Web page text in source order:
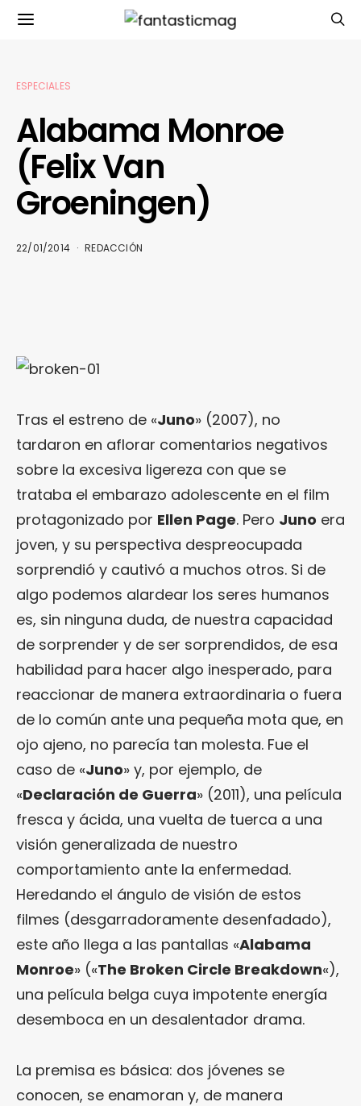
ESPECIALES
Alabama Monroe
(Felix Van
Groeningen)
22/01/2014 REDACCIÓN
Tras el estreno de «Juno» (2007), no
tardaron en aflorar comentarios negativos
sobre la excesiva ligereza con que se
trataba el embarazo adolescente en el film
protagonizado por Ellen Page. Pero Juno era
joven, y su perspectiva despreocupada
sorprendió y cautivó a muchos otros. Si de
algo podemos alardear los seres humanos
es, sin ninguna duda, de nuestra capacidad
de sorprender y de ser sorprendidos, de esa
habilidad para hacer algo inesperado, para
reaccionar de manera extraordinaria o fuera
de lo común ante una pequeña mota que, en
ojo ajeno, no parecía tan molesta. Fue el
caso de «Juno» y, por ejemplo, de
«Declaración de Guerra» (2011), una película
fresca y ácida, una vuelta de tuerca a una
visión generalizada de nuestro
comportamiento ante la enfermedad.
Heredando el ángulo de visión de estos
filmes (desgarradoramente desenfadado),
este año llega a las pantallas «Alabama
Monroe» («The Broken Circle Breakdown«),
una película belga cuya impotente energía
desemboca en un desalentador drama.
La premisa es básica: dos jóvenes se
conocen, se enamoran y, de manera